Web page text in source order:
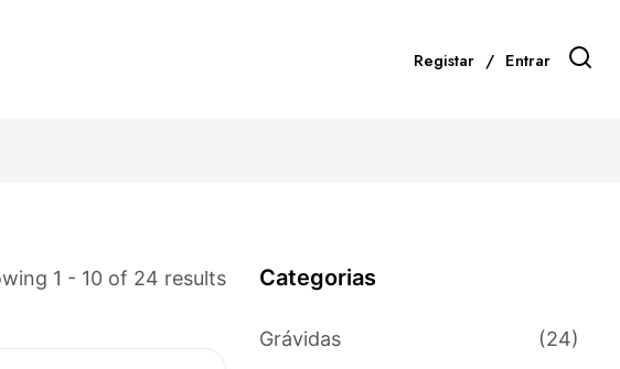
Registar Entrar
1 - 10 of 24 results Categorias
Grávidas
(24)